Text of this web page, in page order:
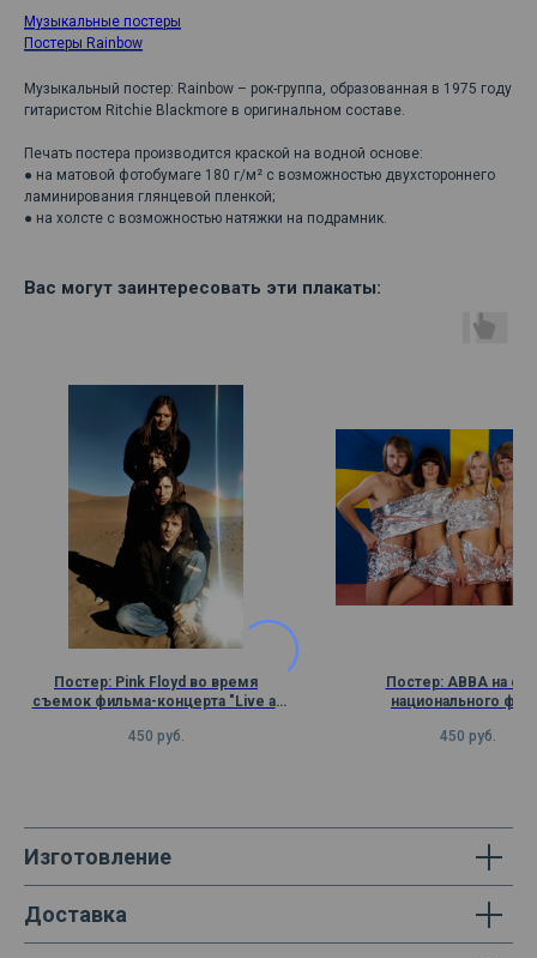
Музыкальные постеры
Постеры Rainbow
Музыкальный постер: Rainbow – рок-группа, образованная в 1975 году
гитаристом Ritchie Blackmore в оригинальном составе.
Печать постера производится краской на водной основе:
● на матовой фотобумаге 180 г/м² с возможностью двухстороннего
ламинирования глянцевой пленкой;
● на холсте с возможностью натяжки на подрамник.
Вас могут заинтересовать эти плакаты:
Постер: Pink Floyd во время
съемок фильма-концерта "Live at
450 руб.
Постер: ABBA на
национального
450 руб.
Изготовление
Доставка